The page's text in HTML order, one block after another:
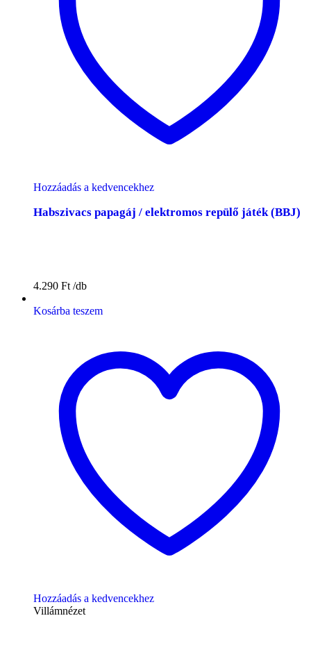
Hozzáadás a kedvencekhez
Habszivacs papagáj / elektromos repülő játék (BBJ)
4.290 Ft
Kosárba teszem
Hozzáadás a kedvencekhez
Villámnézet